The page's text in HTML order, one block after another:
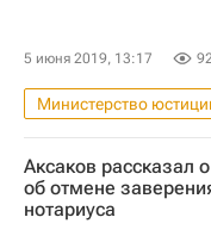
5 июня 2019, 13:17
Министерство
Екатерина Лахова
Совет Федерации РФ
алименты
Аксаков рассказал
об отмене
нотариуса